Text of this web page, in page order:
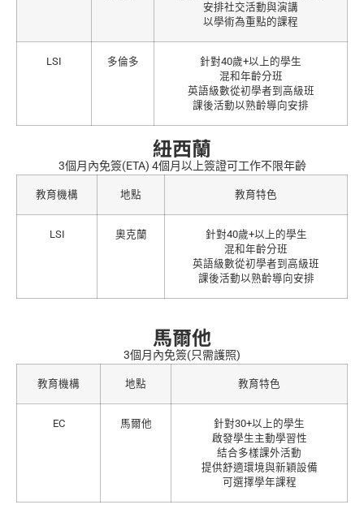
安排社交活動與演講
以學術為重點的課程
LSI 多倫多
針對40歲+以上的學生
混和年齡分班
英語級數從初學者到高級班
課後活動以熟齡導向安排
紐西蘭
3個月內免簽(ETA) 4個月以上簽證可工作不限年齡
教育機構 地點 教育特色
LSI 奧克蘭
針對40歲+以上的學生
混和年齡分班
英語級數從初學者到高級班
課後活動以熟齡導向安排
馬爾他
3個月內免簽(只需護照)
教育機構 地點 教育特色
EC 馬爾他
針對30+以上的學生
啟發學生主動學習性
結合多樣課外活動
提供舒適環境與新穎設備
可選擇學年課程